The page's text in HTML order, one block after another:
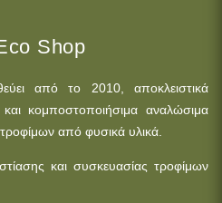
Shop
από το 2010, αποκλειστικά
κομποστοποιήσιμα αναλώσιμα
από φυσικά υλικά.
και συσκευασίας τροφίμων